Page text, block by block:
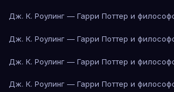
Дж. К. Роулинг — Гарри Поттер и
Дж. К. Роулинг — Гарри Поттер и
Дж. К. Роулинг — Гарри Поттер и
Дж. К. Роулинг — Гарри Поттер и